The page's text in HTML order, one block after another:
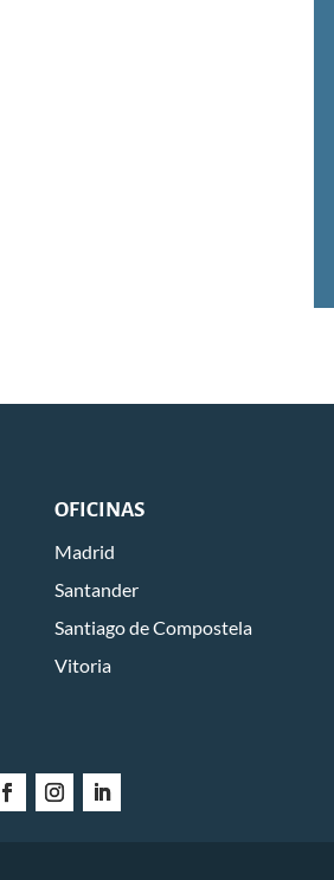
OFICINAS
Madrid
Santander
Santiago de Compostela
Vitoria